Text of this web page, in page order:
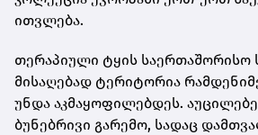
ითვლება.
თერაპიული ტყის საერთაშორისო
მისაღებად ტერიტორია
უნდა აკმაყოფილებდეს.
ბუნებრივი გარემო, სადაც